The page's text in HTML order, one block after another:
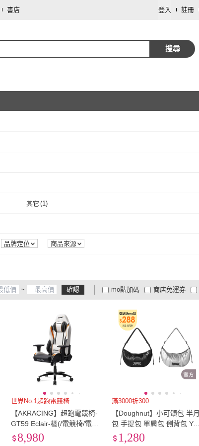
書店 登入 註冊
搜尋
其它 (1)
品牌定位 商品來源
~ 確認 mo點加碼
低溫宅配
大家電安心配
大家電快配
商店免運券
及以上
世界No.1超跑電競椅
【AKRACING】超跑電競椅-
GT59 Eclair-橘(/電競椅/電腦
椅)8,980
滿3000折300
【Doughnut】小可頌包 半月
包 手提包 單肩包 側背包 Y3
K Eclair NES
1,280